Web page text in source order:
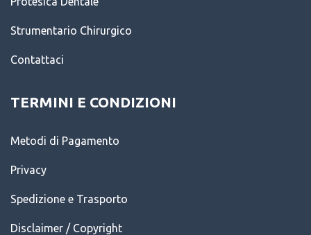
Strumentario Chirurgico
Contattaci
TERMINI E CONDIZIONI
Metodi di Pagamento
Privacy
Spedizione e Trasporto
Disclaimer / Copyright